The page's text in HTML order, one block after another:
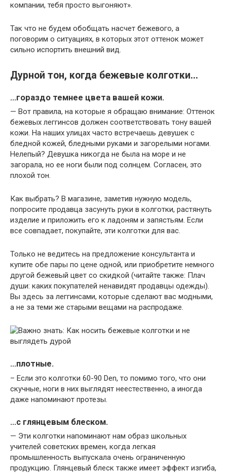
компании, тебя просто выгоняют».
Так что не будем обобщать насчет бежевого, а
поговорим о ситуациях, в которых этот оттенок может
сильно испортить внешний вид.
Дурной тон, когда бежевые колготки…
…гораздо темнее цвета вашей кожи.
— Вот правила, на которые я обращаю внимание: Оттенок
бежевых леггинсов должен соответствовать тону вашей
кожи. На наших улицах часто встречаешь девушек с
бледной кожей, бледными руками и загорелыми ногами.
Нелепый? Девушка никогда не была на море и не
загорала, но ее ноги были под солнцем. Согласен, это
плохой тон.
Как выбрать? В магазине, заметив нужную модель,
попросите продавца засунуть руки в колготки, растянуть
изделие и приложить его к ладоням и запястьям. Если
все совпадает, покупайте, эти колготки для вас.
Только не ведитесь на предложение консультанта и
купите обе пары по цене одной, или приобретите немного
другой бежевый цвет со скидкой (читайте также: Плач
души: каких покупателей ненавидят продавцы одежды).
Вы здесь за леггинсами, которые сделают вас модными,
а не за теми же старыми вещами на распродаже.
…плотные.
– Если это колготки 60-90 Den, то помимо того, что они
скучные, ноги в них выглядят неестественно, а иногда
даже напоминают протезы.
…с глянцевым блеском.
— Эти колготки напоминают нам образ школьных
учителей советских времен, когда легкая
промышленность выпускала очень ограниченную
продукцию. Глянцевый блеск также имеет эффект изгиба,